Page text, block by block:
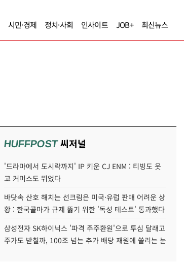
시민·경제 정치·사회 인사이트 JOB+ 최신뉴스
HUFFPOST씨저널
'드라마에서 도시락까지' IP 키운 CJ ENM : 티빙도 웃
고 커머스도 뛰었다
바닷속 산호 해치는 선크림은 미국·유럽 판매 어려운 상
황 : 한국콜마가 규제 뚫기 위한 '독성 테스트' 통과했다
삼성전자 SK하이닉스 '파격 주주환원'으로 투심 달래고
주가도 받칠까, 100조 넘는 추가 배당 재원에 쏠리는 눈